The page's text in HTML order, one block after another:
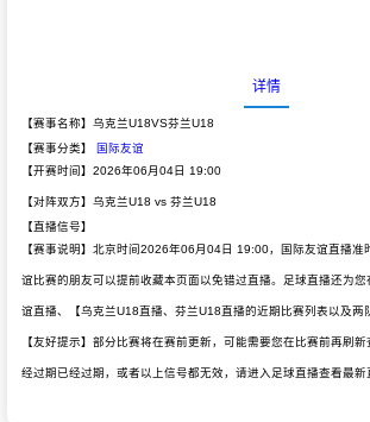
详情
【赛事名称】乌克兰U18VS芬兰U18
【赛事分类】 国际友谊
【开赛时间】2026年06月04日 19:00
【对阵双方】乌克兰U18 vs 芬兰U18
【直播信号】
【赛事说明】北京时间2026年06月04日 19:00，国际友谊直播准
谊比赛的朋友可以提前收藏本页面以免错过直播。足球直播还为
谊直播、【乌克兰U18直播、芬兰U18直播的近期比赛列表以及两
【友好提示】部分比赛将在赛前更新，可能需要您在比赛前再刷
经过期已经过期，或者以上信号都无效，请进入足球直播查看最新